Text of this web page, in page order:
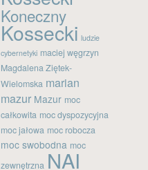
Koneczny
Kossecki ludzie
cybernetyki maciej węgrzyn
Magdalena Ziętek-
Wielomska marian
mazur Mazur moc
całkowita moc dyspozycyjna
moc jałowa moc robocza
moc swobodna moc
zewnętrzna NAI